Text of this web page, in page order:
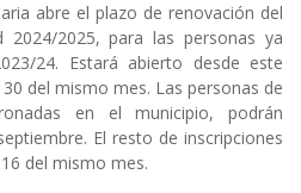
abre el plazo de renovación del
2025, para las personas ya
24. Estará abierto desde este
del mismo mes. Las personas de
en el municipio, podrán
El resto de inscripciones
del mismo mes.